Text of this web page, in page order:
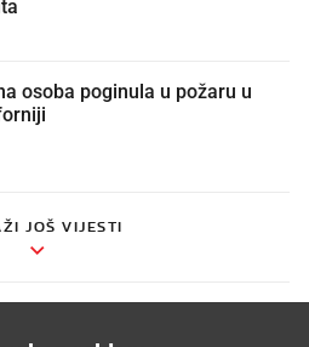
osoba poginula u požaru u
JOŠ VIJESTI